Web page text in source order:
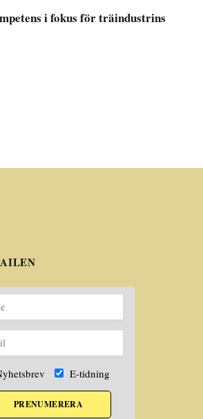
i fokus för träindustrins
E-tidning
PRENUMERERA